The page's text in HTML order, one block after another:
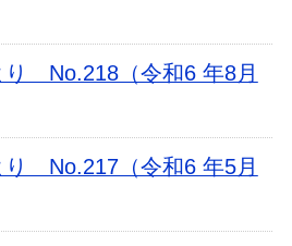
り No.218（令和6 年8月
り No.217（令和6 年5月